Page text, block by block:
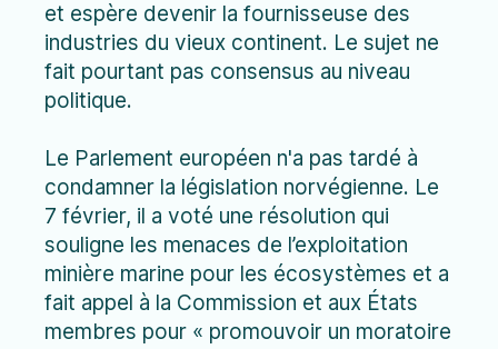
et espère devenir la fournisseuse des
industries du vieux continent. Le sujet ne
fait pourtant pas consensus au niveau
politique.
Le Parlement européen n'a pas tardé à
condamner la législation norvégienne. Le
7 février, il a voté une résolution qui
souligne les menaces de l’exploitation
minière marine pour les écosystèmes et a
fait appel à la Commission et aux États
membres pour « promouvoir un moratoire